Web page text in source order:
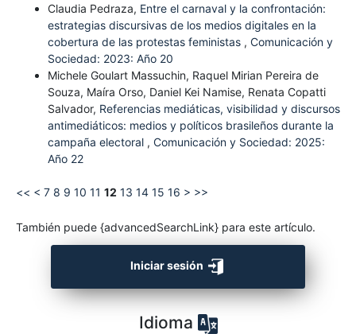
Claudia Pedraza, Entre el carnaval y la confrontación:
estrategias discursivas de los medios digitales en la
cobertura de las protestas feministas , Comunicación y
Sociedad: 2023: Año 20
Michele Goulart Massuchin, Raquel Mirian Pereira de
Souza, Maíra Orso, Daniel Kei Namise, Renata Copatti
Salvador, Referencias mediáticas, visibilidad y discursos
antimediáticos: medios y políticos brasileños durante la
campaña electoral , Comunicación y Sociedad: 2025:
Año 22
<< < 7 8 9 10 11 12 13 14 15 16 > >>
También puede {advancedSearchLink} para este artículo.
Iniciar sesión
Idioma